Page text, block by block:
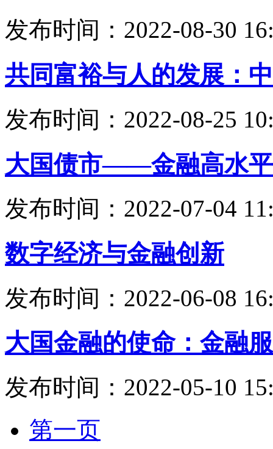
发布时间：2022-08-30
共同富裕与人的发展：
发布时间：2022-08-25
大国债市——金融高水
发布时间：2022-07-04
数字经济与金融创新
发布时间：2022-06-08
大国金融的使命：金融
发布时间：2022-05-10
第一页